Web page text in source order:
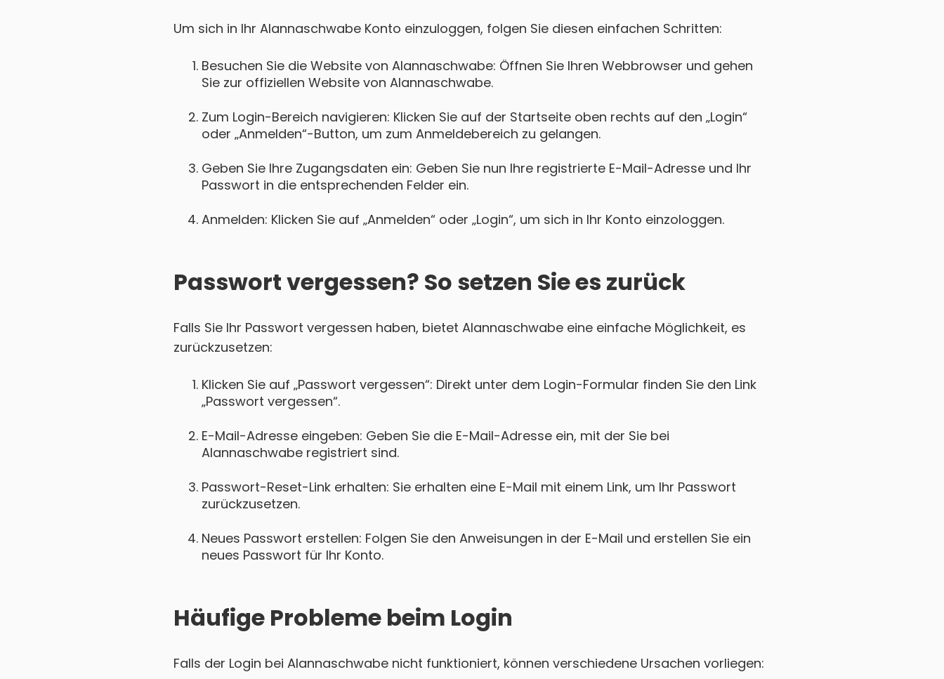
Um sich in Ihr Alannaschwabe Konto einzuloggen, folgen Sie diesen einfachen Schritten:
Besuchen Sie die Website von Alannaschwabe: Öffnen Sie Ihren Webbrowser und gehen
Sie zur offiziellen Website von Alannaschwabe.
Zum Login-Bereich navigieren: Klicken Sie auf der Startseite oben rechts auf den „Login“
oder „Anmelden“-Button, um zum Anmeldebereich zu gelangen.
Geben Sie Ihre Zugangsdaten ein: Geben Sie nun Ihre registrierte E-Mail-Adresse und Ihr
Passwort in die entsprechenden Felder ein.
Anmelden: Klicken Sie auf „Anmelden“ oder „Login“, um sich in Ihr Konto einzologgen.
Passwort vergessen? So setzen Sie es zurück
Falls Sie Ihr Passwort vergessen haben, bietet Alannaschwabe eine einfache Möglichkeit, es
zurückzusetzen:
Klicken Sie auf „Passwort vergessen“: Direkt unter dem Login-Formular finden Sie den Link
„Passwort vergessen“.
E-Mail-Adresse eingeben: Geben Sie die E-Mail-Adresse ein, mit der Sie bei
Alannaschwabe registriert sind.
Passwort-Reset-Link erhalten: Sie erhalten eine E-Mail mit einem Link, um Ihr Passwort
zurückzusetzen.
Neues Passwort erstellen: Folgen Sie den Anweisungen in der E-Mail und erstellen Sie ein
neues Passwort für Ihr Konto.
Häufige Probleme beim Login
Falls der Login bei Alannaschwabe nicht funktioniert, können verschiedene Ursachen vorliegen: